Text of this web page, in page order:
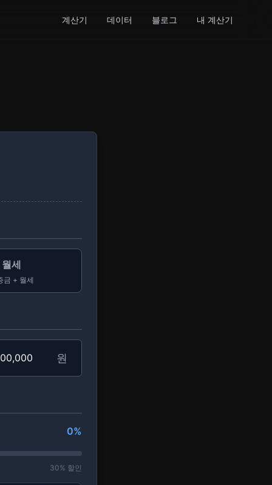
계산기 데이터 블로그 내 계산기
월세
금 + 월세
원
0%
30% 할인